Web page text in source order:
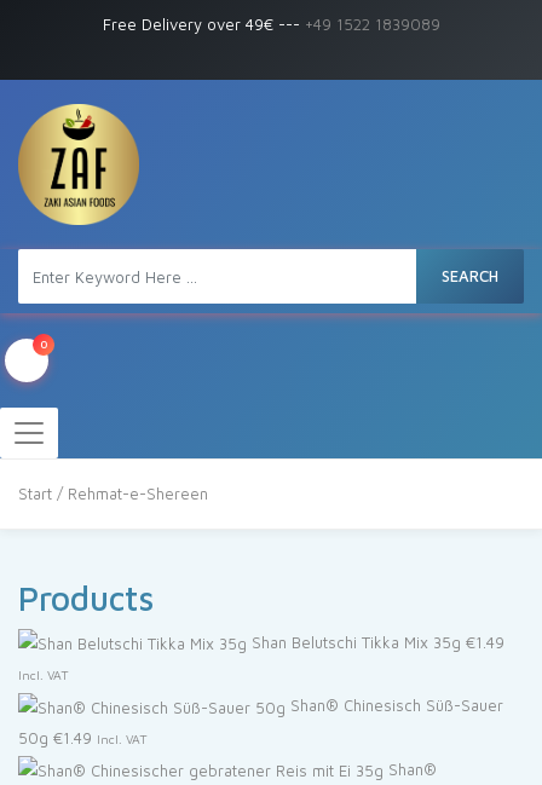
Free Delivery over 49€--- +49 1522 1839089
SEARCH
0
Start / Rehmat-e-Shereen
Products
Shan Belutschi Tikka Mix 35g €1.49
Incl. VAT
Shan® Chinesisch Süß-Sauer
50g €1.49 Incl. VAT
Shan®